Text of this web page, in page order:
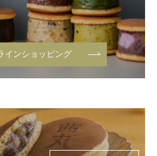
インショッピング